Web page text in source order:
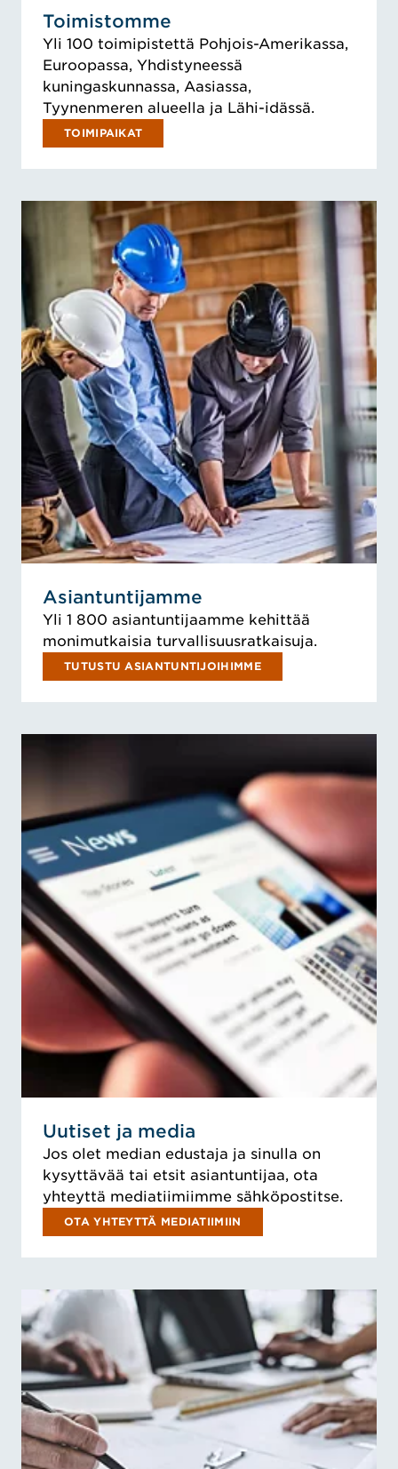
Toimistomme
Yli 100 toimipistettä Pohjois-Amerikassa,
Euroopassa, Yhdistyneessä
kuningaskunnassa, Aasiassa,
Tyynenmeren alueella ja Lähi-idässä.
TOIMIPAIKAT
Asiantuntijamme
Yli 1 800 asiantuntijaamme kehittää
monimutkaisia turvallisuusratkaisuja.
TUTUSTU ASIANTUNTIJOIHIMME
Uutiset ja media
Jos olet median edustaja ja sinulla on
kysyttävää tai etsit asiantuntijaa, ota
yhteyttä mediatiimiimme sähköpostitse.
OTA YHTEYTTÄ MEDIATIIMIIN